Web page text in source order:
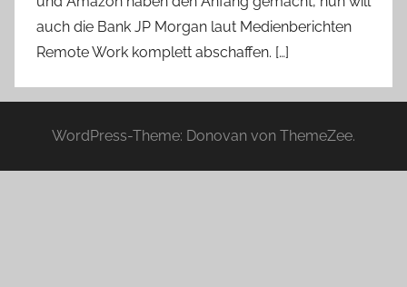
auch die Bank JP Morgan laut Medienberichten
Remote Work komplett abschaffen. […]
WordPress-Theme: Donovan von ThemeZee.